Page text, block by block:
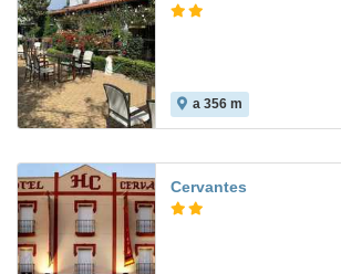
a 356 m
Cervantes